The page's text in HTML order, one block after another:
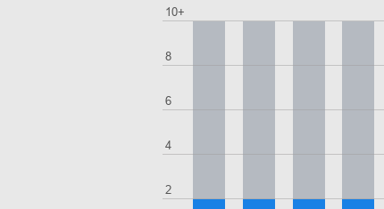
2
4
6
8
10+